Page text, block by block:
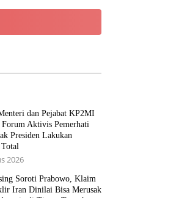
dan Pejabat KP2MI
Aktivis Pemerhati
Presiden Lakukan
2026
Soroti Prabowo, Klaim
Iran Dinilai Bisa Merusak